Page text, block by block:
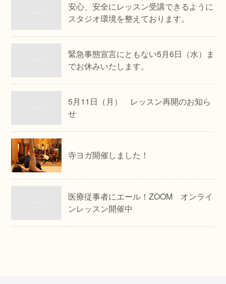
安心、安全にレッスン受講できるように
スタジオ環境を整えております。
緊急事態宣言にともない5月6日（水）ま
でお休みいたします。
5月11日（月） レッスン再開のお知ら
せ
寺ヨガ開催しました！
医療従事者にエール！ZOOM オンライ
ンレッスン開催中